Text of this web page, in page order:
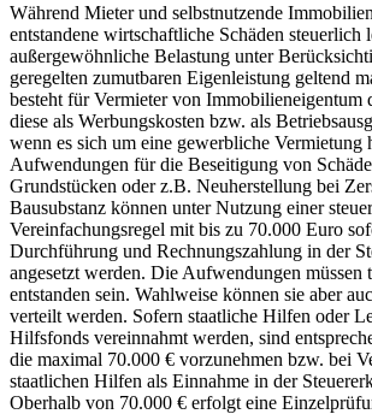
Während Mieter und selbstnutzende
entstandene wirtschaftliche Schäden steuerlich
außergewöhnliche Belastung unter
geregelten zumutbaren Eigenleistung geltend
besteht für Vermieter von Immobilieneigentum
diese als Werbungskosten bzw. als
wenn es sich um eine gewerbliche Vermietung
Aufwendungen für die Beseitigung von
Grundstücken oder z.B. Neuherstellung bei
Bausubstanz können unter Nutzung einer
Vereinfachungsregel mit bis zu 70.000 Euro
Durchführung und Rechnungszahlung in der
angesetzt werden. Die Aufwendungen müssen
entstanden sein. Wahlweise können sie aber
verteilt werden. Sofern staatliche Hilfen oder
Hilfsfonds vereinnahmt werden, sind
die maximal 70.000 € vorzunehmen bzw. bei
staatlichen Hilfen als Einnahme in der
Oberhalb von 70.000 € erfolgt eine